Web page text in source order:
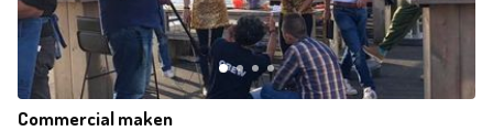
Commercial maken